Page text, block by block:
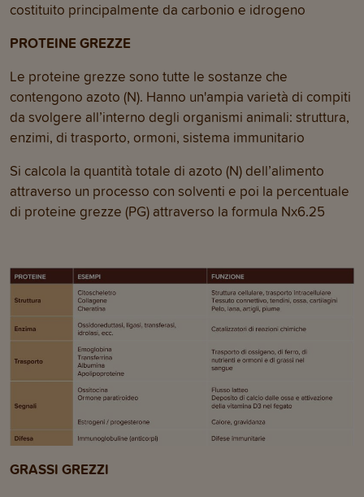
costituito principalmente da carbonio e idrogeno
PROTEINE GREZZE
Le proteine grezze sono tutte le sostanze che
contengono azoto (N). Hanno un'ampia varietà di compiti
da svolgere all’interno degli organismi animali: struttura,
enzimi, di trasporto, ormoni, sistema immunitario
Si calcola la quantità totale di azoto (N) dell’alimento
attraverso un processo con solventi e poi la percentuale
di proteine grezze (PG) attraverso la formula Nx6.25
GRASSI GREZZI